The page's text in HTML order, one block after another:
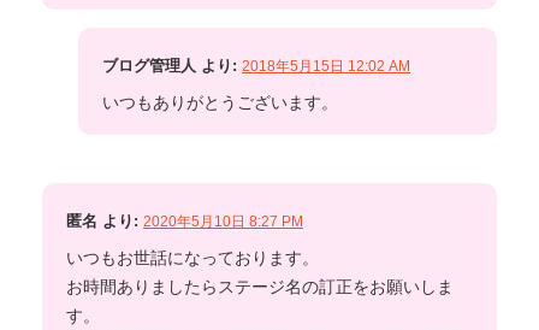
ブログ管理人 より: 2018年5月15日 12:02 AM
いつもありがとうございます。
匿名 より: 2020年5月10日 8:27 PM
いつもお世話になっております。
お時間ありましたらステージ名の訂正をお願いしま
す。